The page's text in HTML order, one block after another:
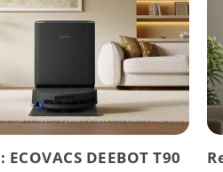
DEEBOT T90